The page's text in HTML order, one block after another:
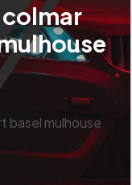
basel mulhouse